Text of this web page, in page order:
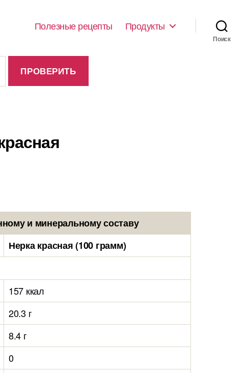
Полезные рецепты Продукты
Поиск
и минеральному составу
Нерка красная (100 грамм)
157 ккал
20.3 г
8.4 г
0